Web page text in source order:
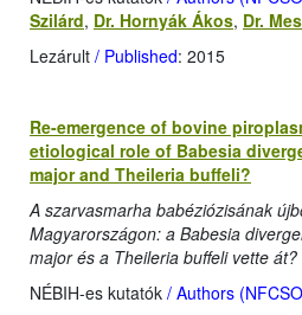
Szilárd, Dr. Hornyák Ákos, Dr.
Lezárult / Published: 2015
Re-emergence of bovine
etiological role of Babesia
major and Theileria buffeli?
A szarvasmarha babéziózisának
Magyarországon: a Babesia
major és a Theileria buffeli vette át?
NÉBIH-es kutatók / Authors